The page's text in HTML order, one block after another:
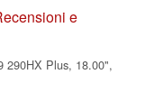
e
290HX Plus, 18.00",